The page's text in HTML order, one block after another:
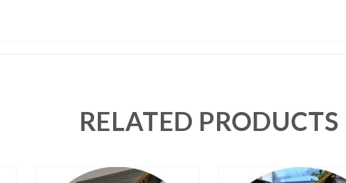
RELATED PRODUCTS